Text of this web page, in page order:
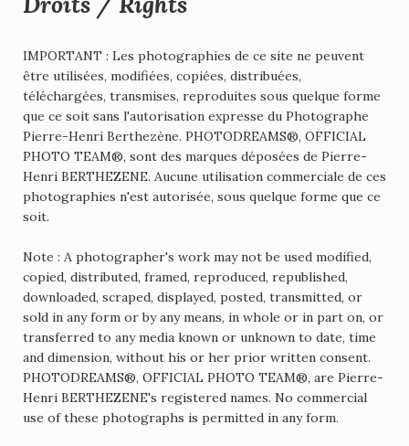
IMPORTANT : Les photographies de ce site ne peuvent
être utilisées, modifiées, copiées, distribuées,
téléchargées, transmises, reproduites sous quelque forme
que ce soit sans l'autorisation expresse du Photographe
Pierre-Henri Berthezène. PHOTODREAMS®, OFFICIAL
PHOTO TEAM®, sont des marques déposées de Pierre-
Henri BERTHEZENE. Aucune utilisation commerciale de ces
photographies n'est autorisée, sous quelque forme que ce
soit.
Note : A photographer's work may not be used modified,
copied, distributed, framed, reproduced, republished,
downloaded, scraped, displayed, posted, transmitted, or
sold in any form or by any means, in whole or in part on, or
transferred to any media known or unknown to date, time
and dimension, without his or her prior written consent.
PHOTODREAMS®, OFFICIAL PHOTO TEAM®, are Pierre-
Henri BERTHEZENE's registered names. No commercial
use of these photographs is permitted in any form.